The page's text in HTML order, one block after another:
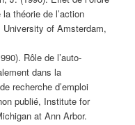
théorie de l’action
of Amsterdam,
Rôle de l’auto-
dans la
recherche d’emploi
publié, Institute for
at Ann Arbor.